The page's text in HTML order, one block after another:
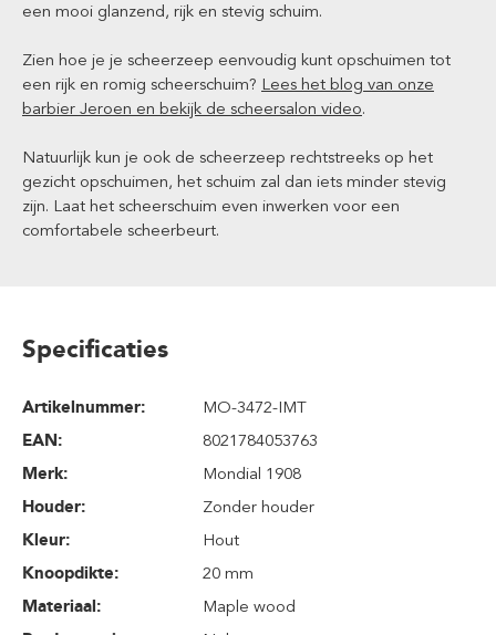
een mooi glanzend, rijk en stevig schuim.
Zien hoe je je scheerzeep eenvoudig kunt opschuimen tot
een rijk en romig scheerschuim? Lees het blog van onze
barbier Jeroen en bekijk de scheersalon video.
Natuurlijk kun je ook de scheerzeep rechtstreeks op het
gezicht opschuimen, het schuim zal dan iets minder stevig
zijn. Laat het scheerschuim even inwerken voor een
comfortabele scheerbeurt.
Specificaties
Artikelnummer:
MO-3472-IMT
EAN:
8021784053763
Merk:
Mondial 1908
Houder:
Zonder houder
Kleur:
Hout
Knoopdikte:
20 mm
Materiaal:
Maple wood